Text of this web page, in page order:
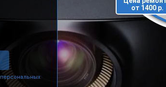
персональных
от 1400 р.